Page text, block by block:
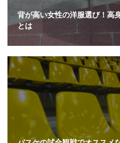
背が高い女性の洋服選び！高
とは